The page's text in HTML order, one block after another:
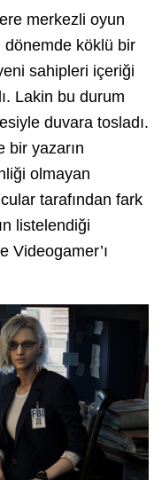
merkezli oyun
dönemde köklü bir
sahipleri içeriği
Lakin bu durum
duvara tosladı.
bir yazarın
olmayan
tarafından fark
listelendiği
Videogamer’ı